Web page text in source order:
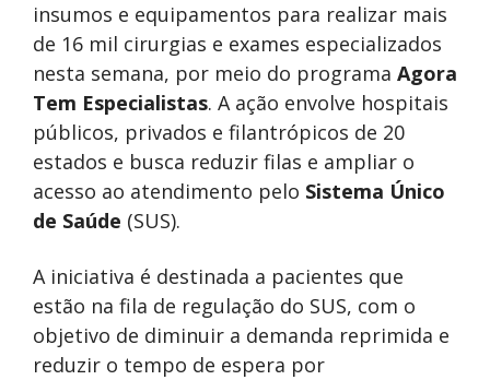
insumos e equipamentos para realizar mais
de 16 mil cirurgias e exames especializados
nesta semana, por meio do programa Agora
Tem Especialistas. A ação envolve hospitais
públicos, privados e filantrópicos de 20
estados e busca reduzir filas e ampliar o
acesso ao atendimento pelo Sistema Único
de Saúde (SUS).
A iniciativa é destinada a pacientes que
estão na fila de regulação do SUS, com o
objetivo de diminuir a demanda reprimida e
reduzir o tempo de espera por